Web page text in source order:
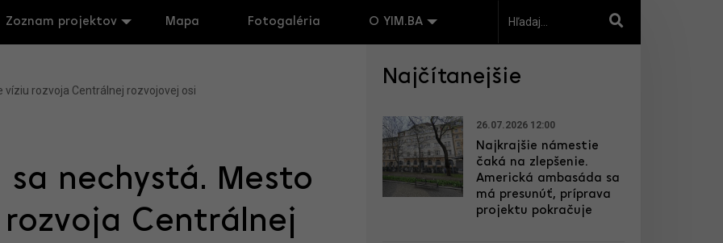
Zoznam projektov Mapa Fotogaléria O YIM.BA
rozvoja Centrálnej rozvojovej osi
nechystá. Mesto
Centrálnej
Najčítanejšie
26.07.2026 12:00
Najkrajšie námestie
čaká na zlepšenie.
Americká ambasáda sa
má presunúť, príprava
projektu pokračuje